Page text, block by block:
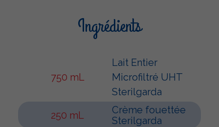
Ingrédients
750 mL
Lait Entier
Microfiltré UHT
Sterilgarda
250 mL
Crème fouettée
Sterilgarda